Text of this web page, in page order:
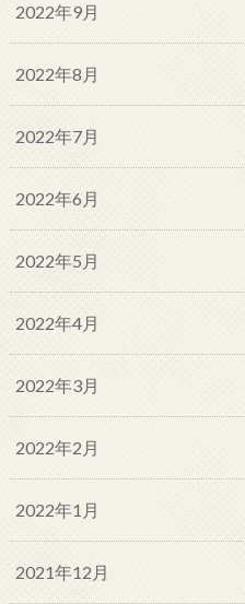
2022年9月
2022年8月
2022年7月
2022年6月
2022年5月
2022年4月
2022年3月
2022年2月
2022年1月
2021年12月